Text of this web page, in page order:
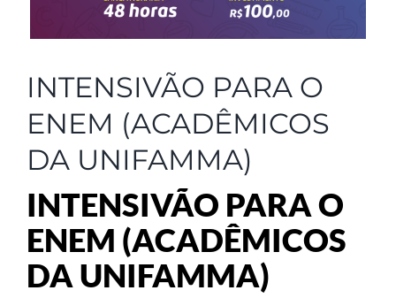
INTENSIVÃO PARA O
ENEM (ACADÊMICOS
DA UNIFAMMA)
INTENSIVÃO PARA O
ENEM (ACADÊMICOS
DA UNIFAMMA)